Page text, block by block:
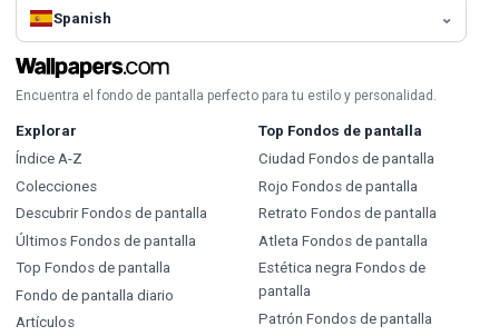
Spanish
Encuentra el fondo de pantalla perfecto para tu estilo y personalidad.
Explorar
Índice A-Z
Colecciones
Descubrir Fondos de pantalla
Últimos Fondos de pantalla
Top Fondos de pantalla
Fondo de pantalla diario
Artículos
Top Fondos de pantalla
Ciudad Fondos de pantalla
Rojo Fondos de pantalla
Retrato Fondos de pantalla
Atleta Fondos de pantalla
Estética negra Fondos de
pantalla
Patrón Fondos de pantalla